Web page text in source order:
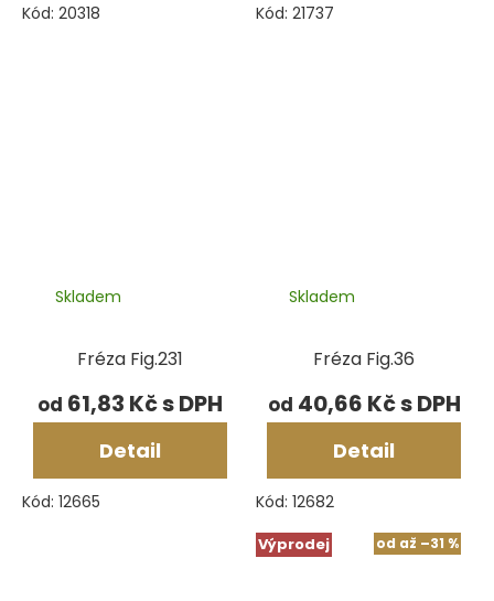
Kód: 20318 Kód: 21737
Fréza Fig.231
Skladem
od 61,83 Kč
Detail
Kód: 12665
Fréza Fig.36
Skladem
od 40,66 Kč
Detail
Kód: 12682
Výprodej od až –31 %